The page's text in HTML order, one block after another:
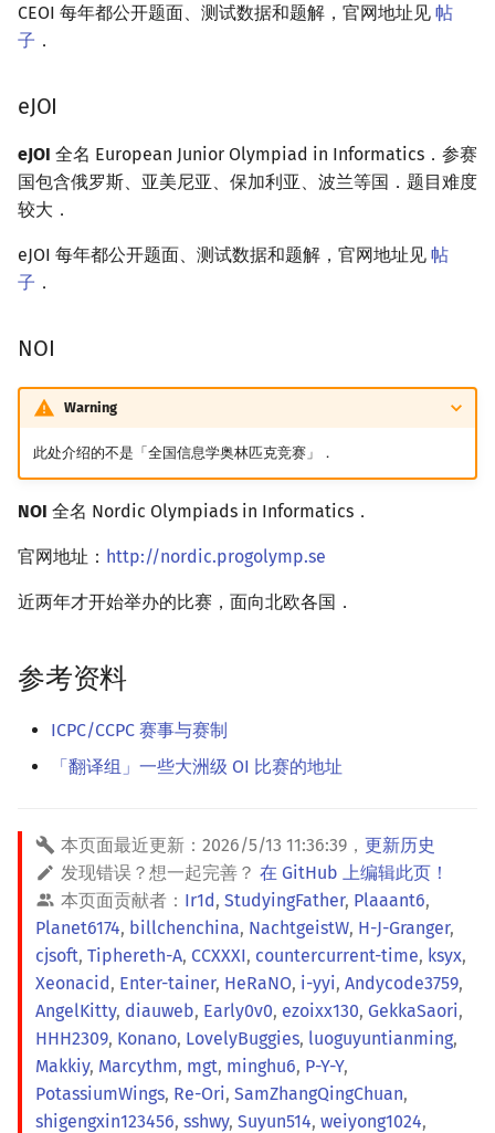
CEOI 每年都公开题面、测试数据和题解，官网地址见 帖
子 ．
eJOI
eJOI 全名 European Junior Olympiad in Informatics．参赛
国包含俄罗斯、亚美尼亚、保加利亚、波兰等国．题目难度
较大．
eJOI 每年都公开题面、测试数据和题解，官网地址见 帖
子 ．
NOI
Warning
此处介绍的不是「全国信息学奥林匹克竞赛」．
NOI 全名 Nordic Olympiads in Informatics．
官网地址： http://nordic.progolymp.se
近两年才开始举办的比赛，面向北欧各国．
参考资料
ICPC/CCPC 赛事与赛制
「翻译组」一些大洲级 OI 比赛的地址
本页面最近更新： 2026/5/13 11:36:39 ， 更新历史
发现错误？想一起完善？ 在 GitHub 上编辑此页！
本页面贡献者： Ir1d, StudyingFather, Plaaant6,
Planet6174, billchenchina, NachtgeistW, H-J-Granger,
cjsoft, Tiphereth-A, CCXXXI, countercurrent-time, ksyx,
Xeonacid, Enter-tainer, HeRaNO, i-yyi, Andycode3759,
AngelKitty, diauweb, Early0v0, ezoixx130, GekkaSaori,
HHH2309, Konano, LovelyBuggies, luoguyuntianming,
Makkiy, Marcythm, mgt, minghu6, P-Y-Y,
PotassiumWings, Re-Ori, SamZhangQingChuan,
shigengxin123456, sshwy, Suyun514, weiyong1024,